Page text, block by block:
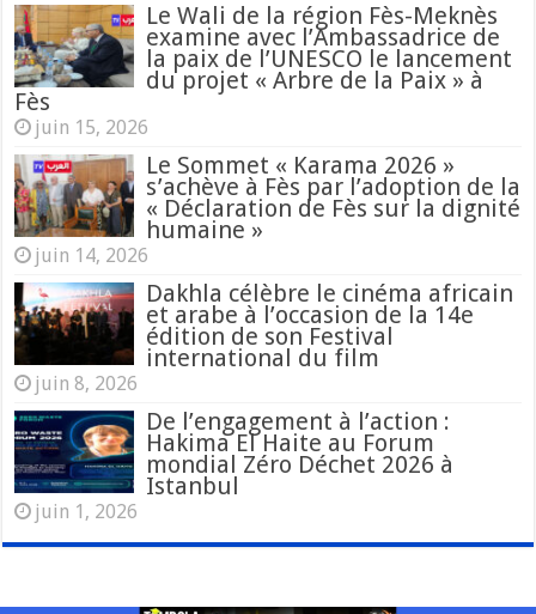
Le Wali de la région Fès-Meknès
examine avec l’Ambassadrice de
la paix de l’UNESCO le lancement
du projet « Arbre de la Paix » à
Fès
juin 15, 2026
Le Sommet « Karama 2026 »
s’achève à Fès par l’adoption de la
« Déclaration de Fès sur la dignité
humaine »
juin 14, 2026
Dakhla célèbre le cinéma africain
et arabe à l’occasion de la 14e
édition de son Festival
international du film
juin 8, 2026
De l’engagement à l’action :
Hakima El Haite au Forum
mondial Zéro Déchet 2026 à
Istanbul
juin 1, 2026